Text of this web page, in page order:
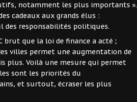
notamment les plus importants ».
cadeaux aux grands élus :
des responsabilités politiques.
brut que la loi de finance a acté ;
villes permet une augmentation de
plus. Voilà une mesure qui permet
sont les priorités du
et surtout, écraser les plus